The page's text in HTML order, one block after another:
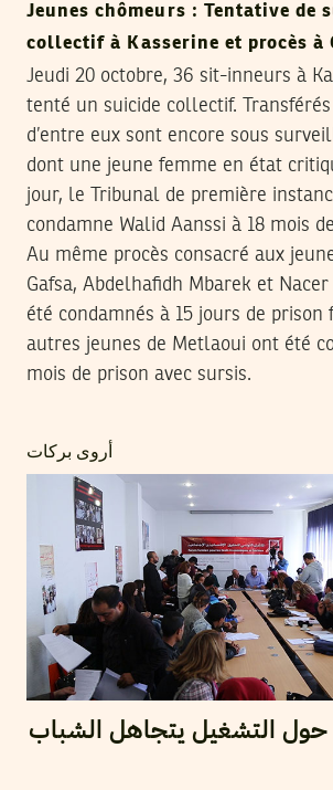
Jeunes chômeurs : Tentative de
collectif à Kasserine et procès à
Jeudi 20 octobre, 36 sit-inneurs à
tenté un suicide collectif.
d’entre eux sont encore sous
dont une jeune femme en état
jour, le Tribunal de première
condamne Walid Aanssi à 18 mois
Au même procès consacré aux
Gafsa, Abdelhafidh Mbarek et
été condamnés à 15 jours de prison
autres jeunes de Metlaoui ont été
mois de prison avec sursis.
أروى بركات
حول التشغيل يتجاهل الشباب